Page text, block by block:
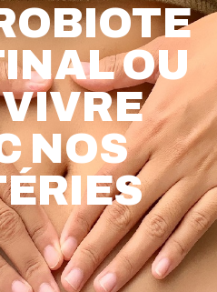
OU
NOS